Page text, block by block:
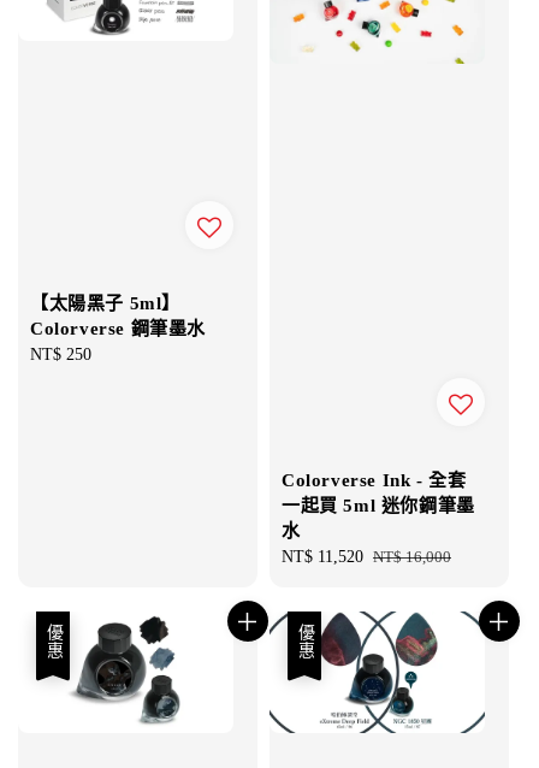
【太陽黑子 5ml】
Colorverse 鋼筆墨水
Regular
NT$ 250
Colorverse Ink - 全套
一起買 5ml 迷你鋼筆墨
水
Sale
NT$ 11,520 Regular
NT$ 16,000
優惠 優惠